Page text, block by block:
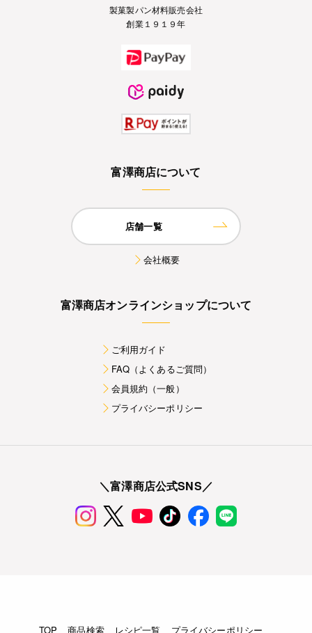
製菓製パン材料販売会社
創業１９１９年
富澤商店について
店舗一覧
会社概要
富澤商店オンラインショップについて
ご利用ガイド
FAQ（よくあるご質問）
会員規約（一般）
プライバシーポリシー
＼富澤商店公式SNS／
TOP 商品検索 レシピ一覧 プライバシーポリシー